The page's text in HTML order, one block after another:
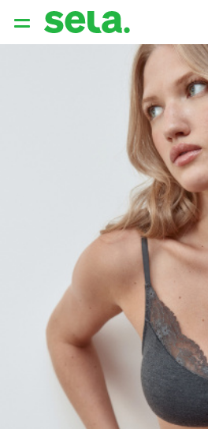
популярные запросы
ДевушкиМужчины
АРХИТЕКТУРА ОБРАЗА
THE ‘90S. OFFICE
НОВИНКИ
ОДЕЖДА
АКСЕССУАРЫ
ОБУВЬ
ПРИМЕРИТЬ ОНЛАЙН
SELA × ЧЕБУРАШКА
SELA.PREMIUM
БОЛЬШИЕ РАЗМЕРЫ